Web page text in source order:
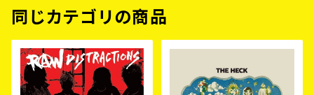
同じカテゴリの商品